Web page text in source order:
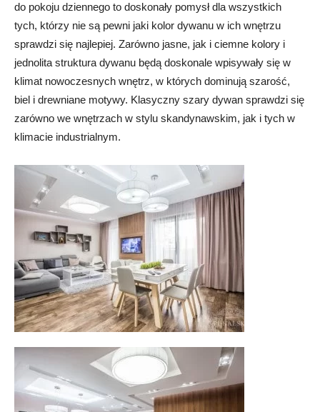
do pokoju dziennego to doskonały pomysł dla wszystkich
tych, którzy nie są pewni jaki kolor dywanu w ich wnętrzu
sprawdzi się najlepiej. Zarówno jasne, jak i ciemne kolory i
jednolita struktura dywanu będą doskonale wpisywały się w
klimat nowoczesnych wnętrz, w których dominują szarość,
biel i drewniane motywy. Klasyczny szary dywan sprawdzi się
zarówno we wnętrzach w stylu skandynawskim, jak i tych w
klimacie industrialnym.